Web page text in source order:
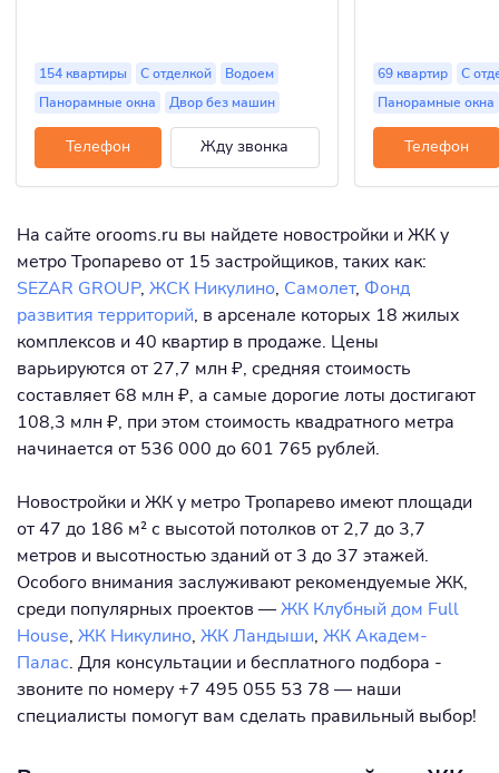
154 квартиры С отделкой
Водоем
Панорамные окна
Двор без машин
Телефон Жду звонка
69 квартир
С
Панорамные окна
Телефон
На сайте orooms.ru вы найдете новостройки и ЖК у
метро Тропарево от 15 застройщиков, таких как:
SEZAR GROUP, ЖСК Никулино, Самолет, Фонд
развития территорий, в арсенале которых 18 жилых
комплексов и 40 квартир в продаже. Цены
варьируются от 27,7 млн ₽, средняя стоимость
составляет 68 млн ₽, а самые дорогие лоты достигают
108,3 млн ₽, при этом стоимость квадратного метра
начинается от 536 000 до 601 765 рублей.
Новостройки и ЖК у метро Тропарево имеют площади
от 47 до 186 м² с высотой потолков от 2,7 до 3,7
метров и высотностью зданий от 3 до 37 этажей.
Особого внимания заслуживают рекомендуемые ЖК,
среди популярных проектов —ЖК Клубный дом Full
House, ЖК Никулино, ЖК Ландыши, ЖК Академ-
Палас. Для консультации и бесплатного подбора -
звоните по номеру +7 495 055 53 78 — наши
специалисты помогут вам сделать правильный выбор!